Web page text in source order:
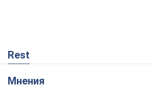
Rest
Мнения